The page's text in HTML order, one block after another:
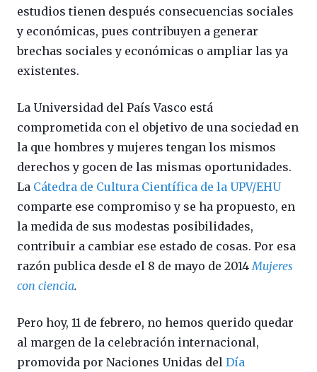
estudios tienen después consecuencias sociales
y económicas, pues contribuyen a generar
brechas sociales y económicas o ampliar las ya
existentes.
La Universidad del País Vasco está
comprometida con el objetivo de una sociedad en
la que hombres y mujeres tengan los mismos
derechos y gocen de las mismas oportunidades.
La Cátedra de Cultura Científica de la UPV/EHU
comparte ese compromiso y se ha propuesto, en
la medida de sus modestas posibilidades,
contribuir a cambiar ese estado de cosas. Por esa
razón publica desde el 8 de mayo de 2014Mujeres
con ciencia.
Pero hoy, 11 de febrero, no hemos querido quedar
al margen de la celebración internacional,
promovida por Naciones Unidas del Día